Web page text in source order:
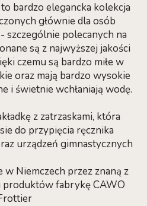
bardzo elegancka kolekcja
głównie dla osób
polecanych na
są z najwyższej jakości
czemu są bardzo miłe w
oraz mają bardzo wysokie
i świetnie wchłaniają wodę.
z zatrzaskami, która
do przypięcia ręcznika
urządzeń gimnastycznych
Niemczech przez znaną z
produktów fabrykę CAWO